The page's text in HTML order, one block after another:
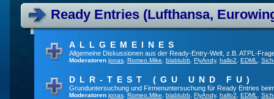
Ready Entries (Lufthansa,
ALLGEMEINES
Allgemeine Diskussionen aus der Ready-Entry-Welt, z.B. ATPL-
Moderatoren jonas Romeo.Mike blablubb FlyAndy, hallo2 EDML
DLR-TEST (GU UND FU)
Grunduntersuchung und Firmenuntersuchung für Ready Entries
Moderatoren jonas Romeo.Mike blablubb FlyAndy, hallo2 EDML